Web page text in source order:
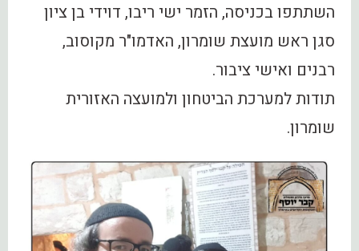
השתתפו בכניסה, הזמר ישי ריבו, דוידי בן ציון
סגן ראש מועצת שומרון, האדמו"ר מקוסוב,
רבנים ואישי ציבור.
תודות למערכת הביטחון ולמועצה האזורית
שומרון.